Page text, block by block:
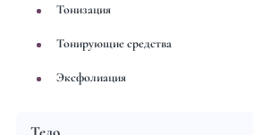
Тонизация
Тонирующие средства
Эксфолиация